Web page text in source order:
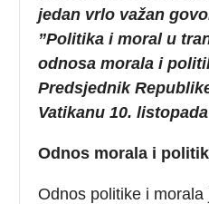
jedan vrlo važan
”Politika i moral u
odnosa morala i
Predsjednik
Vatikanu 10.
Odnos morala i
Odnos politike i